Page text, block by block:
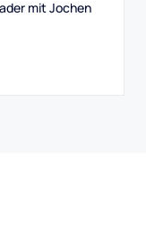
mit Jochen